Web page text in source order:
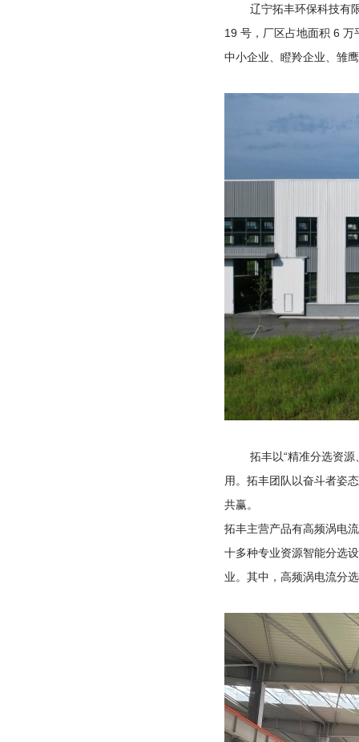
辽宁拓丰环保科技有
19 号，厂区占地面积 6 万
中小企业、瞪羚企业、雏
拓丰以“精准分选资源
用。拓丰团队以奋斗者姿
共赢。
拓丰主营产品有高频涡电
十多种专业资源智能分选
业。其中，高频涡电流分